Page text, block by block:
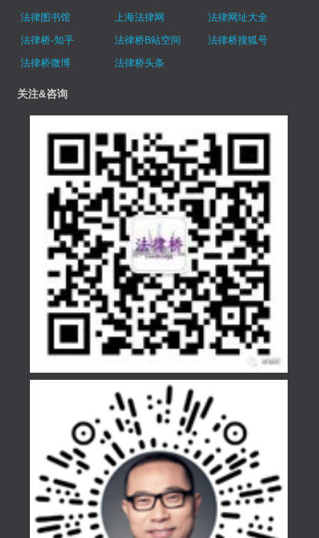
法律图书馆 上海法律网
法律网址大全
法律桥-知乎
法律桥B站空间
法律桥搜狐号
法律桥微博
法律桥头条
关注&咨询